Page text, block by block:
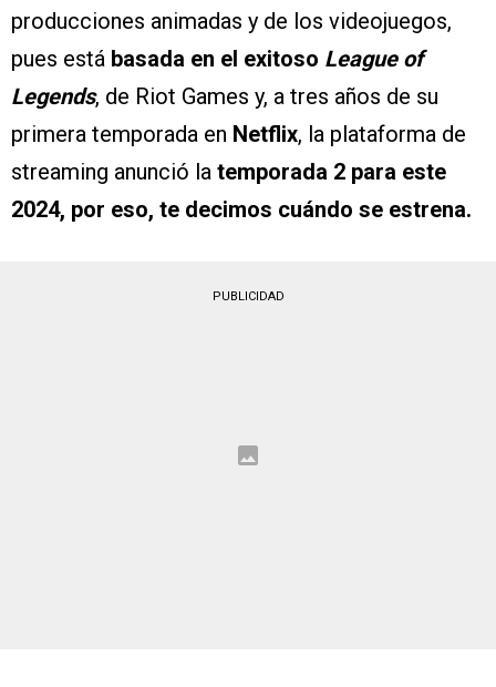
producciones animadas y de los videojuegos,
pues está basada en el exitoso League of
Legends, de Riot Games y, a tres años de su
primera temporada en Netflix, la plataforma de
streaming anunció la temporada 2 para este
2024, por eso, te decimos cuándo se estrena.
PUBLICIDAD